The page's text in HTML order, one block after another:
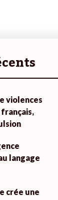
violences
langage
crée une